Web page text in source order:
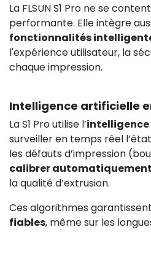
La FLSUN S1 Pro ne se
performante. Elle intègre
fonctionnalités
l'expérience utilisateur, la
chaque impression.
Intelligence artificielle
La S1 Pro utilise l’
surveiller en temps réel
les défauts d’impression
calibrer automatiquement
la qualité d’extrusion.
Ces algorithmes
fiables, même sur les